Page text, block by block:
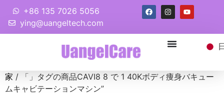
+86 135 7026 5056
ying@uangeltech.com
家 / 「」タグの商品CAVI8 8 で 1 40Kボディ痩身バキュー
ムキャビテーションマシン”